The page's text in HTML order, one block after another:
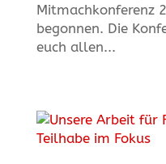
Mitmachkonferenz
begonnen. Die
euch allen...